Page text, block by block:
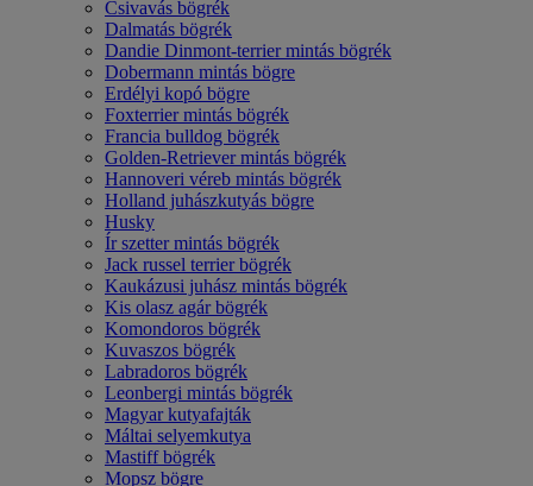
Csivavás bögrék
Dalmatás bögrék
Dandie Dinmont-terrier mintás bögrék
Dobermann mintás bögre
Erdélyi kopó bögre
Foxterrier mintás bögrék
Francia bulldog bögrék
Golden-Retriever mintás bögrék
Hannoveri véreb mintás bögrék
Holland juhászkutyás bögre
Husky
Ír szetter mintás bögrék
Jack russel terrier bögrék
Kaukázusi juhász mintás bögrék
Kis olasz agár bögrék
Komondoros bögrék
Kuvaszos bögrék
Labradoros bögrék
Leonbergi mintás bögrék
Magyar kutyafajták
Máltai selyemkutya
Mastiff bögrék
Mopsz bögre